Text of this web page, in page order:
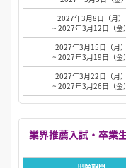
2027年3月8日（月）
~ 2027年3月12日（金）
2027年3月15日（月）
~ 2027年3月19日（金）
2027年3月22日（月）
~ 2027年3月26日（金）